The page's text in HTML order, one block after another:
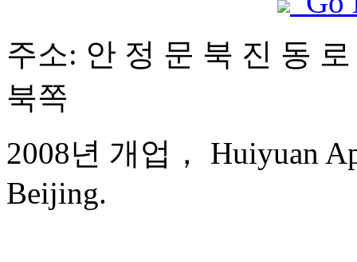
주소: 안 정 문 북 진 동
북쪽
2008년 개업， Huiyuan
Beijing.